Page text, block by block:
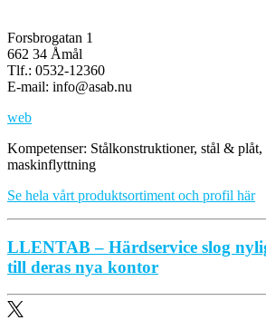
Forsbrogatan 1
662 34 Åmål
Tlf.: 0532-12360
E-mail: info@asab.nu
web
Kompetenser: Stålkonstruktioner, stål & plåt,
maskinflyttning
Se hela vårt produktsortiment och profil här
LLENTAB – Härdservice slog
till deras nya kontor